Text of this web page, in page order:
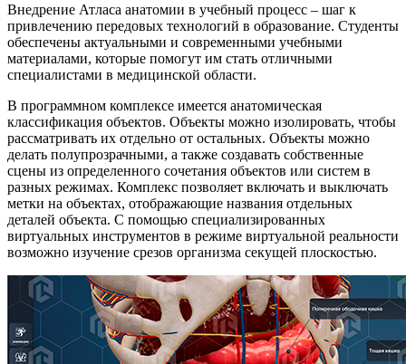
Внедрение Атласа анатомии в учебный процесс – шаг к
привлечению передовых технологий в образование. Студенты
обеспечены актуальными и современными учебными
материалами, которые помогут им стать отличными
специалистами в медицинской области.
В программном комплексе имеется анатомическая
классификация объектов. Объекты можно изолировать, чтобы
рассматривать их отдельно от остальных. Объекты можно
делать полупрозрачными, а также создавать собственные
сцены из определенного сочетания объектов или систем в
разных режимах. Комплекс позволяет включать и выключать
метки на объектах, отображающие названия отдельных
деталей объекта. С помощью специализированных
виртуальных инструментов в режиме виртуальной реальности
возможно изучение срезов организма секущей плоскостью.